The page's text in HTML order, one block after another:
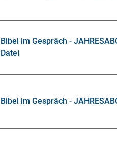
Bibel im Gespräch -
Datei
Bibel im Gespräch -